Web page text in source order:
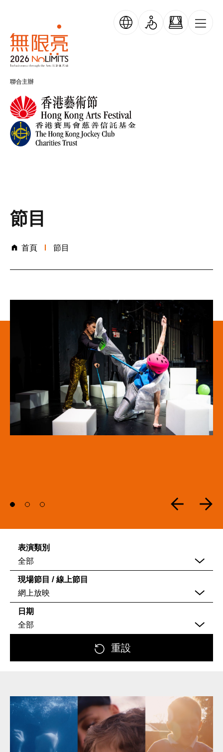
聯合主辦
節目
首頁 節目
表演類別
全部
現場節目 / 線上節目
網上放映
日期
全部
重設